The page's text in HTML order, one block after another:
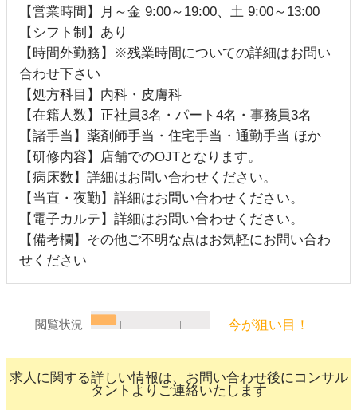
【営業時間】月～金 9:00～19:00、土 9:00～13:00
【シフト制】あり
【時間外勤務】※残業時間についての詳細はお問い
合わせ下さい
【処方科目】内科・皮膚科
【在籍人数】正社員3名・パート4名・事務員3名
【諸手当】薬剤師手当・住宅手当・通勤手当 ほか
【研修内容】店舗でのOJTとなります。
【病床数】詳細はお問い合わせください。
【当直・夜勤】詳細はお問い合わせください。
【電子カルテ】詳細はお問い合わせください。
【備考欄】その他ご不明な点はお気軽にお問い合わ
せください
閲覧状況 今が狙い目！
求人に関する詳しい情報は、お問い合わせ後にコンサル
タントよりご連絡いたします